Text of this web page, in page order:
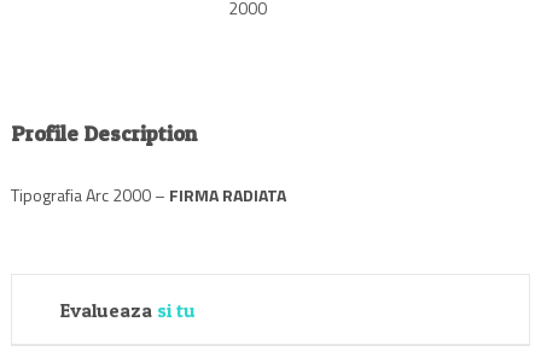
2000
Profile Description
Tipografia Arc 2000 – FIRMA RADIATA
Evalueaza si tu